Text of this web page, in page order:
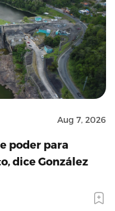
Aug 7, 2026
poder para
dice González